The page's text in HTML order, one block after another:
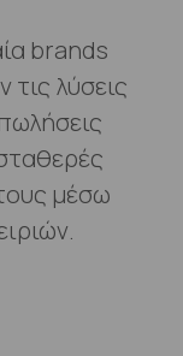
brands
λύσεις
μέσω